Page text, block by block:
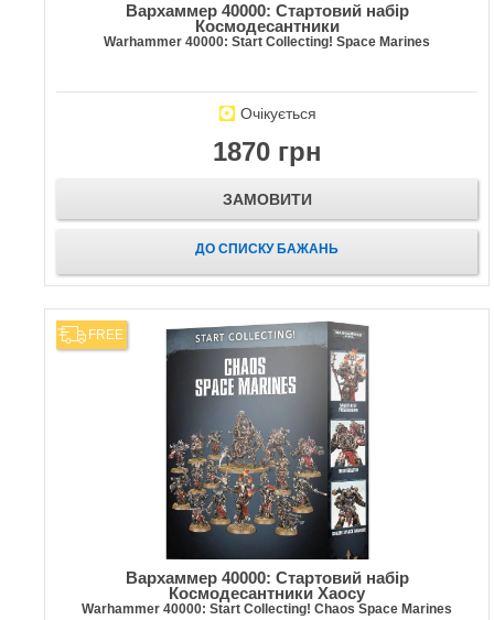
Вархаммер 40000: Стартовий набір
Космодесантники
Warhammer 40000: Start Collecting! Space Marines
Очікується
1870 грн
ЗАМОВИТИ
ДО СПИСКУ БАЖАНЬ
FREE
Вархаммер 40000: Стартовий набір
Космодесантники Хаосу
Warhammer 40000: Start Collecting! Chaos Space Marines